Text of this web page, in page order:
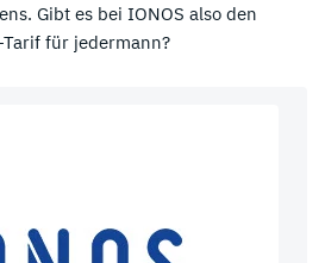
Gibt es bei IONOS also den
für jedermann?